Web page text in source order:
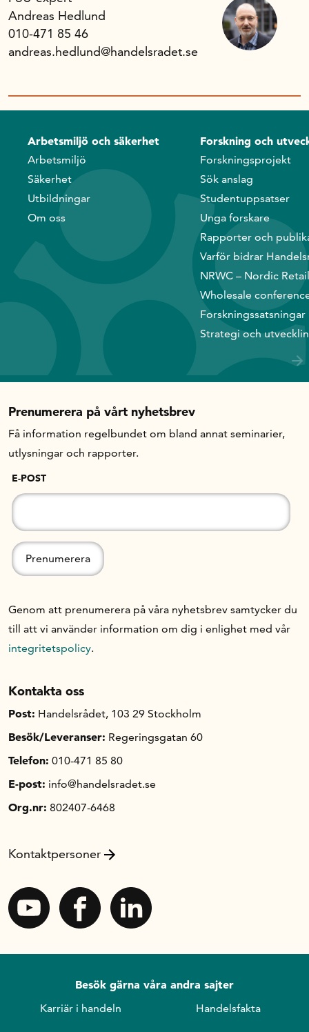
Andreas Hedlund
010-471 85 46
andreas.hedlund@handelsradet.se
Arbetsmiljö och säkerhet
Arbetsmiljö
Säkerhet
Utbildningar
Om oss
Forskning och
Forskningsprojekt
Sök anslag
Studentuppsatser
Unga forskare
Rapporter och
Varför bidrar
NRWC – Nordic
Wholesale
Forskningssatsningar
Strategi och
Prenumerera på vårt nyhetsbrev
Få information regelbundet om bland annat seminarier,
utlysningar och rapporter.
E-POST
Genom att prenumerera på våra nyhetsbrev samtycker du
till att vi använder information om dig i enlighet med vår
integritetspolicy.
Kontakta oss
Post: Handelsrådet, 103 29 Stockholm
Besök/Leveranser: Regeringsgatan 60
Telefon: 010-471 85 80
E-post: info@handelsradet.se
Org.nr: 802407-6468
Kontaktpersoner
Besök gärna våra andra sajter
Karriär i handeln Handelsfakta